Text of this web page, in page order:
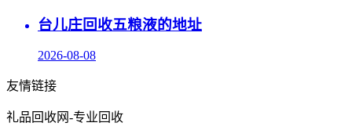
台儿庄回收五粮液的地址
2026-08-08
友情链接
礼品回收网-专业回收